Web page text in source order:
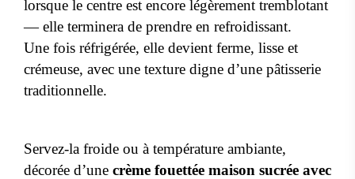
lorsque le centre est encore légèrement tremblotant
— elle terminera de prendre en refroidissant.
Une fois réfrigérée, elle devient ferme, lisse et
crémeuse, avec une texture digne d’une pâtisserie
traditionnelle.
Servez-la froide ou à température ambiante,
décorée d’une crème fouettée maison sucrée avec